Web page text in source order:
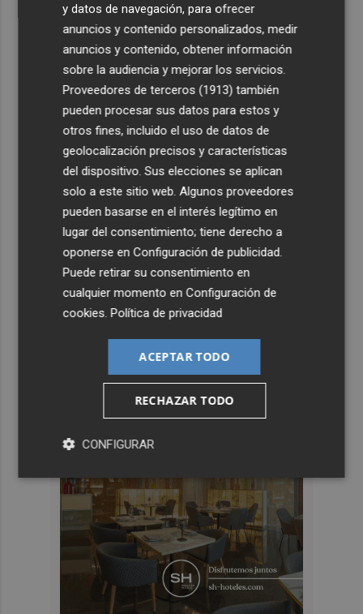
y datos de navegación, para ofrecer
anuncios y contenido personalizados, medir
anuncios y contenido, obtener información
sobre la audiencia y mejorar los servicios.
Proveedores de terceros (1913) también
pueden procesar sus datos para estos y
otros fines, incluido el uso de datos de
geolocalización precisos y características
del dispositivo. Sus elecciones se aplican
solo a este sitio web. Algunos proveedores
pueden basarse en el interés legítimo en
lugar del consentimiento; tiene derecho a
oponerse enConfiguración de publicidad.
Puede retirar su consentimiento en
cualquier momento enConfiguración de
cookies.Política de privacidad
ACEPTAR TODO
RECHAZAR TODO
CONFIGURAR